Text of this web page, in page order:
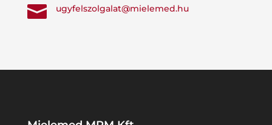
 ugyfelszolgalat@mielemed.hu